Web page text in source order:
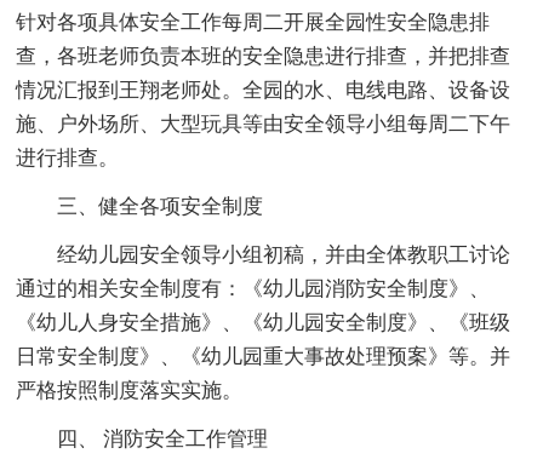
针对各项具体安全工作每周二开展全园性安全隐患排
查，各班老师负责本班的安全隐患进行排查，并把排查
情况汇报到王翔老师处。全园的水、电线电路、设备设
施、户外场所、大型玩具等由安全领导小组每周二下午
进行排查。
三、健全各项安全制度
经幼儿园安全领导小组初稿，并由全体教职工讨论
通过的相关安全制度有：《幼儿园消防安全制度》、
《幼儿人身安全措施》、《幼儿园安全制度》、《班级
日常安全制度》、《幼儿园重大事故处理预案》等。并
严格按照制度落实实施。
四、 消防安全工作管理